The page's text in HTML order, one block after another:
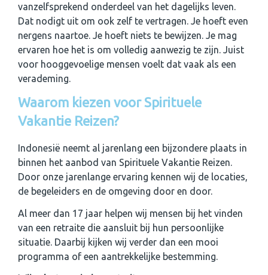
vanzelfsprekend onderdeel van het dagelijks leven.
Dat nodigt uit om ook zelf te vertragen. Je hoeft even
nergens naartoe. Je hoeft niets te bewijzen. Je mag
ervaren hoe het is om volledig aanwezig te zijn. Juist
voor hooggevoelige mensen voelt dat vaak als een
verademing.
Waarom kiezen voor Spirituele
Vakantie Reizen?
Indonesië neemt al jarenlang een bijzondere plaats in
binnen het aanbod van Spirituele Vakantie Reizen.
Door onze jarenlange ervaring kennen wij de locaties,
de begeleiders en de omgeving door en door.
Al meer dan 17 jaar helpen wij mensen bij het vinden
van een retraite die aansluit bij hun persoonlijke
situatie. Daarbij kijken wij verder dan een mooi
programma of een aantrekkelijke bestemming.